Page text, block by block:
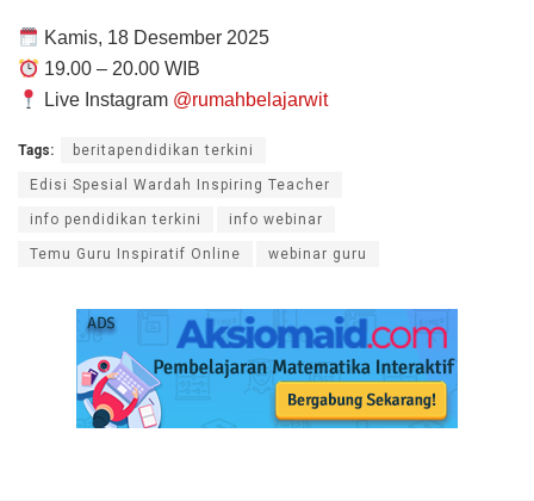
Kamis, 18 Desember 2025
19.00 – 20.00 WIB
Live Instagram @rumahbelajarwit
Tags: beritapendidikan terkini
Edisi Spesial Wardah Inspiring Teacher
info pendidikan terkini info webinar
Temu Guru Inspiratif Online webinar guru